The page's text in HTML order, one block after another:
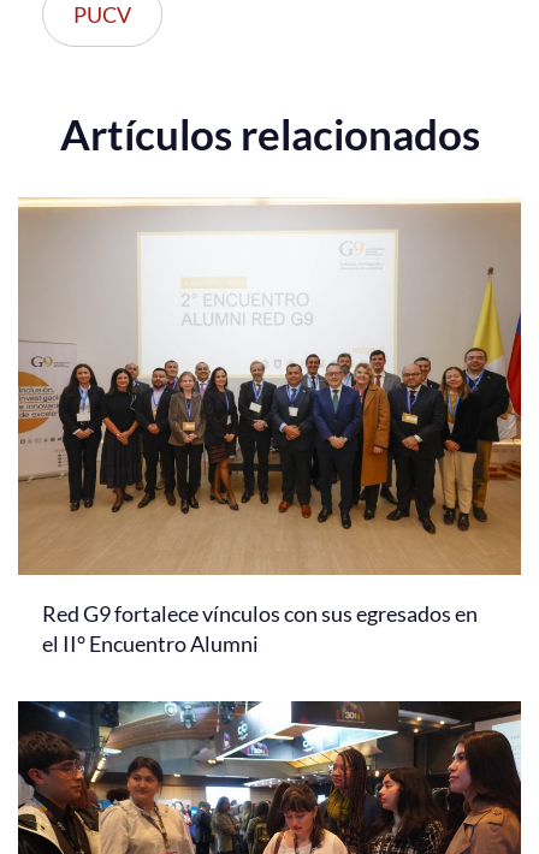
PUCV
Artículos relacionados
Red G9 fortalece vínculos con sus egresados en
el II° Encuentro Alumni